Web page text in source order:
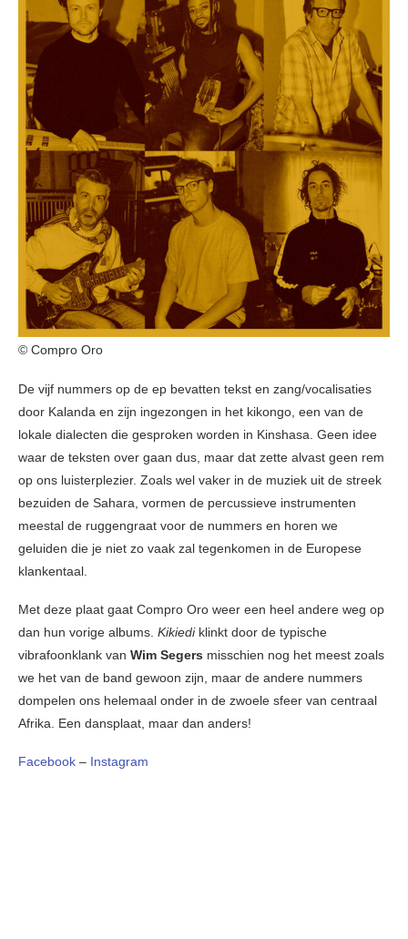
© Compro Oro
De vijf nummers op de ep bevatten tekst en zang/vocalisaties
door Kalanda en zijn ingezongen in het kikongo, een van de
lokale dialecten die gesproken worden in Kinshasa. Geen idee
waar de teksten over gaan dus, maar dat zette alvast geen rem
op ons luisterplezier. Zoals wel vaker in de muziek uit de streek
bezuiden de Sahara, vormen de percussieve instrumenten
meestal de ruggengraat voor de nummers en horen we
geluiden die je niet zo vaak zal tegenkomen in de Europese
klankentaal.
Met deze plaat gaat Compro Oro weer een heel andere weg op
dan hun vorige albums. Kikiediklinkt door de typische
vibrafoonklank van Wim Segers misschien nog het meest zoals
we het van de band gewoon zijn, maar de andere nummers
dompelen ons helemaal onder in de zwoele sfeer van centraal
Afrika. Een dansplaat, maar dan anders!
Facebook – Instagram